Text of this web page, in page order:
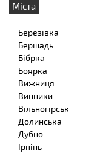
Міста
Березівка
Бершадь
Бібрка
Боярка
Вижниця
Винники
Вільногірськ
Долинська
Дубно
Ірпінь